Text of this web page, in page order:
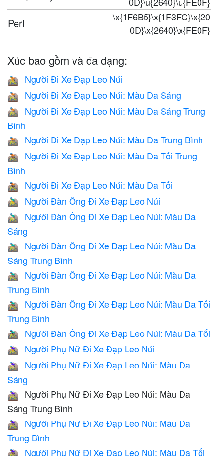
Perl
\x{1F6B5}\x{1F3FC}\x{20
0D}\x{2640}\x{FE0F}
Xúc bao gồm và đa dạng:
🚵 Người Đi Xe Đạp Leo Núi
🚵🏻 Người Đi Xe Đạp Leo Núi: Màu Da Sáng
🚵🏼
Người Đi Xe Đạp Leo Núi: Màu Da Sáng Trung
Bình
🚵🏽 Người Đi Xe Đạp Leo Núi: Màu Da Trung Bình
🚵🏾
Người Đi Xe Đạp Leo Núi: Màu Da Tối Trung
Bình
🚵🏿 Người Đi Xe Đạp Leo Núi: Màu Da Tối
🚵‍♂️ Người Đàn Ông Đi Xe Đạp Leo Núi
🚵🏻‍♂️
Người Đàn Ông Đi Xe Đạp Leo Núi: Màu Da
Sáng
🚵🏼‍♂️
Người Đàn Ông Đi Xe Đạp Leo Núi: Màu Da
Sáng Trung Bình
🚵🏽‍♂️
Người Đàn Ông Đi Xe Đạp Leo Núi: Màu Da
Trung Bình
🚵🏾‍♂️
Người Đàn Ông Đi Xe Đạp Leo Núi: Màu Da Tối
Trung Bình
🚵🏿‍♂️ Người Đàn Ông Đi Xe Đạp Leo Núi: Màu Da Tối
🚵‍♀️ Người Phụ Nữ Đi Xe Đạp Leo Núi
🚵🏻‍♀️
Người Phụ Nữ Đi Xe Đạp Leo Núi: Màu Da
Sáng
🚵🏼‍♀️
Người Phụ Nữ Đi Xe Đạp Leo Núi: Màu Da
Sáng Trung Bình
🚵🏽‍♀️
Người Phụ Nữ Đi Xe Đạp Leo Núi: Màu Da
Trung Bình
🚵🏾‍♀️
Người Phụ Nữ Đi Xe Đạp Leo Núi: Màu Da Tối